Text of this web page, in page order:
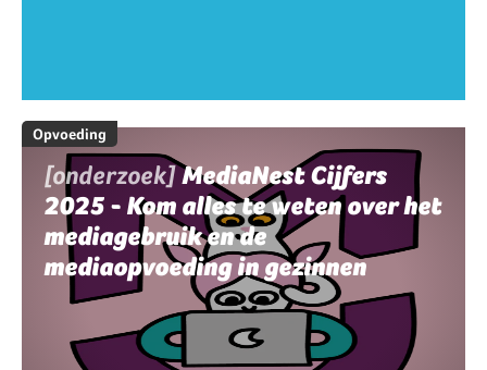
Opvoeding
[onderzoek]MediaNest Cijfers
2025 - Kom alles te weten over het
mediagebruik en de
mediaopvoeding in gezinnen